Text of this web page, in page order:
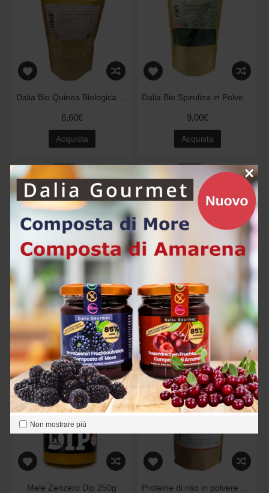
Non mostrare più
×
6,60€
Acquista
9,00€
Acquista
Esaurito
Farina di mandorle BIO 500 g (Sicilia)
16,90€
Acquista
Esaurito
6,90€
Acquista
Mele Zenzero Dip 250g